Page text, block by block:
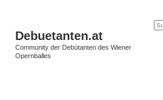
Debuetanten.at
Community der Debütanten des Wiener
Opernballes